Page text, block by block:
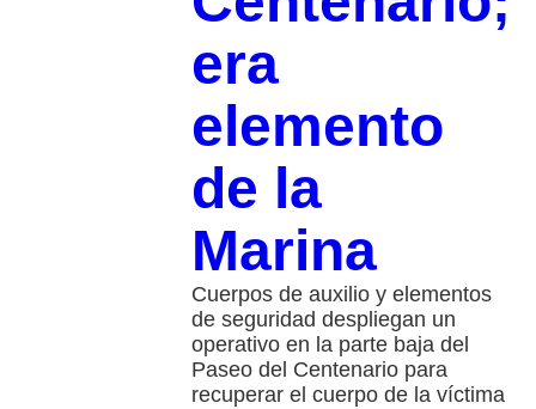
era
elemento
de la
Marina
Cuerpos de auxilio y elementos
de seguridad despliegan un
operativo en la parte baja del
Paseo del Centenario para
recuperar el cuerpo de la víctima